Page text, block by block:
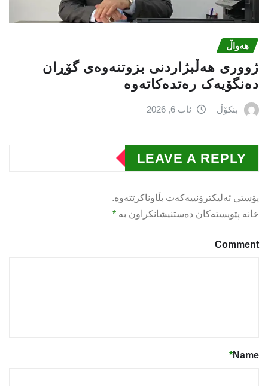
هەواڵ
ژووری هەڵبژاردنی بزوتنەوەى گۆڕان
دەنگۆیەک رەتدەکاتەوە
بنکۆڵ ئاب 6, 2026
LEAVE A REPLY
پۆستی ئەلیکترۆنییەکەت بڵاوناکرێتەوە.
خانە پێویستەکان دەستنیشانکراون بە *
Comment
Name
*